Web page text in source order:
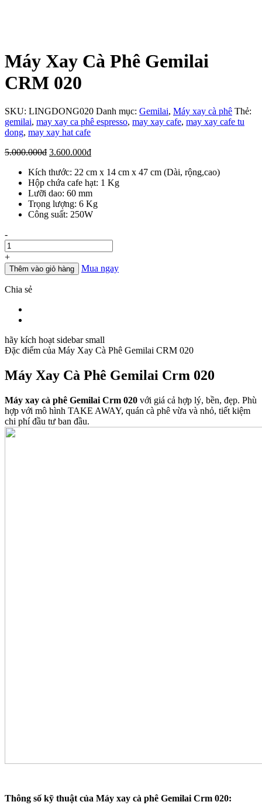
Máy Xay Cà Phê Gemilai
CRM 020
SKU: LINGDONG020 Danh mục: Gemilai, Máy xay cà phê Thẻ:
gemilai, may xay ca phê espresso, may xay cafe, may xay cafe tu
dong, may xay hat cafe
5.000.000đ Giá
là:
5.000.000đ.
3.600.000đGiá
tại
là:
3.600.000đ.
Kích thước: 22 cm x 14 cm x 47 cm (Dài, rộng,cao)
Hộp chứa cafe hạt: 1 Kg
Lưỡi dao: 60 mm
Trọng lượng: 6 Kg
Công suất: 250W
Số
lượng
-
+
Thêm vào giỏ hàng Mua ngay
Chia sẻ
hãy kích hoạt sidebar small
Đặc điểm của Máy Xay Cà Phê Gemilai CRM 020
Máy Xay Cà Phê Gemilai Crm 020
Máy xay cà phê Gemilai Crm 020 với giá cả hợp lý, bền, đẹp. Phù
hợp với mô hình TAKE AWAY, quán cà phê vừa và nhỏ, tiết kiệm
chi phí đầu tư ban đầu.
Thông số kỹ thuật của Máy xay cà phê Gemilai Crm 020: